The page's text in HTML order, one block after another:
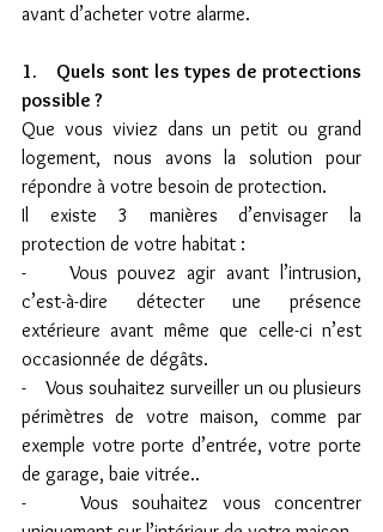
avant d’acheter votre alarme.
1.    Quels sont les types de protections
possible ?
Que vous viviez dans un petit ou grand
logement, nous avons la solution pour
répondre à votre besoin de protection.
Il existe 3 manières d’envisager la
protection de votre habitat :
-    Vous pouvez agir avant l’intrusion,
c’est-à-dire détecter une présence
extérieure avant même que celle-ci n’est
occasionnée de dégâts.
-    Vous souhaitez surveiller un ou plusieurs
périmètres de votre maison, comme par
exemple votre porte d’entrée, votre porte
de garage, baie vitrée..
-    Vous souhaitez vous concentrer